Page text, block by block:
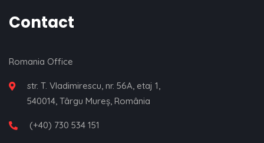
Contact
Romania Office
str. T. Vladimirescu, nr. 56A, etaj 1,
540014, Târgu Mureș, România
(+40) 730 534 151